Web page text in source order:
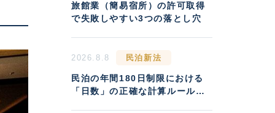
旅館業（簡易宿所）の許可取得
で失敗しやすい3つの落とし穴
2026.8.8 民泊新法
民泊の年間180日制限における
「日数」の正確な計算ルールと